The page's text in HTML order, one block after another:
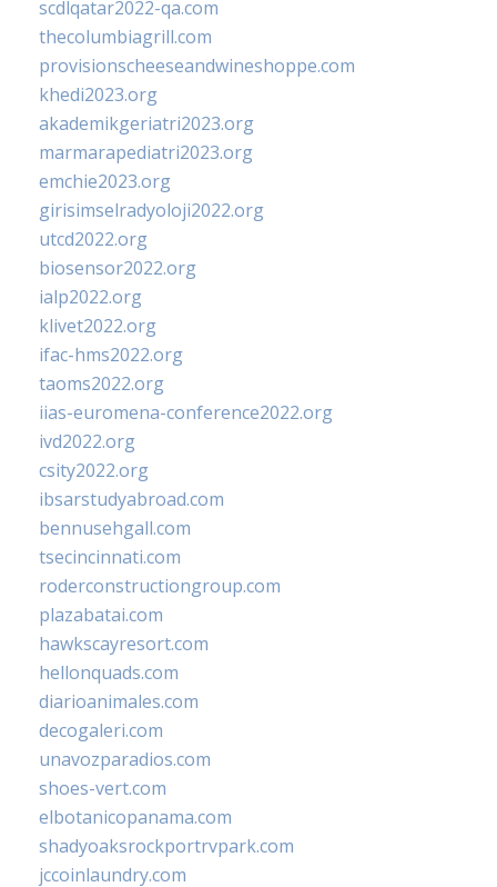
scdlqatar2022-qa.com
thecolumbiagrill.com
provisionscheeseandwineshoppe.com
khedi2023.org
akademikgeriatri2023.org
marmarapediatri2023.org
emchie2023.org
girisimselradyoloji2022.org
utcd2022.org
biosensor2022.org
ialp2022.org
klivet2022.org
ifac-hms2022.org
taoms2022.org
iias-euromena-conference2022.org
ivd2022.org
csity2022.org
ibsarstudyabroad.com
bennusehgall.com
tsecincinnati.com
roderconstructiongroup.com
plazabatai.com
hawkscayresort.com
hellonquads.com
diarioanimales.com
decogaleri.com
unavozparadios.com
shoes-vert.com
elbotanicopanama.com
shadyoaksrockportrvpark.com
jccoinlaundry.com